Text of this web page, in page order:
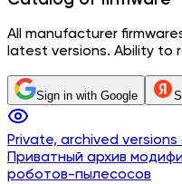
All manufacturer
latest versions. Ability to
Sign in with Google
Private, archived versions
Приватный архив
роботов-пылесосов